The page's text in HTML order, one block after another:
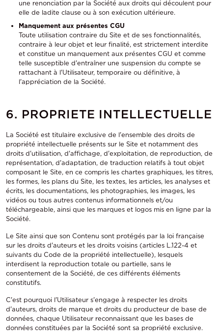
une renonciation par la Société aux droits qui découlent pour
elle de ladite clause ou à son exécution ultérieure.
Manquement aux présentes CGU
Toute utilisation contraire du Site et de ses fonctionnalités,
contraire à leur objet et leur finalité, est strictement interdite
et constitue un manquement aux présentes CGU et comme
telle susceptible d'entraîner une suspension du compte se
rattachant à l'Utilisateur, temporaire ou définitive, à
l'appréciation de la Société.
6. PROPRIETE INTELLECTUELLE
La Société est titulaire exclusive de l'ensemble des droits de
propriété intellectuelle présents sur le Site et notamment des
droits d'utilisation, d'affichage, d'exploitation, de reproduction, de
représentation, d'adaptation, de traduction relatifs à tout objet
composant le Site, en ce compris les chartes graphiques, les titres,
les formes, les plans du Site, les textes, les articles, les analyses et
écrits, les documentations, les photographies, les images, les
vidéos ou tous autres contenus informationnels et/ou
téléchargeable, ainsi que les marques et logos mis en ligne par la
Société.
Le Site ainsi que son Contenu sont protégés par la loi française
sur les droits d'auteurs et les droits voisins (articles L.122-4 et
suivants du Code de la propriété intellectuelle), lesquels
interdisent la reproduction totale ou partielle, sans le
consentement de la Société, de ces différents éléments
constitutifs.
C'est pourquoi l'Utilisateur s'engage à respecter les droits
d'auteurs, droits de marque et droits du producteur de base de
données, chaque Utilisateur reconnaissant que les bases de
données constituées par la Société sont sa propriété exclusive.